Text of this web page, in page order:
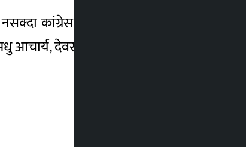
कांग्रेस आन्तरिक संकटतर्फ उन्मुख
देवराज चालिसे र गुरुराज घिमिरे